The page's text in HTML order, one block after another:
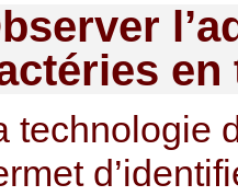
en
technologie